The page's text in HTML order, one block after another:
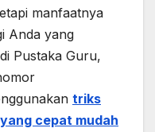
manfaatnya
Anda yang
Pustaka Guru,
triks
cepat mudah